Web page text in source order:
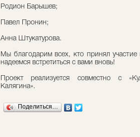
Родион Барышев;
Павел Пронин;
Анна Штукатурова.
Мы благодарим всех, кто принял
надеемся встретиться с вами вновь!
Проект реализуется совместно с
Калягина».
Поделиться…